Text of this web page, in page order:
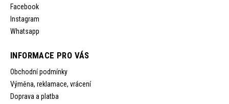
Facebook
Instagram
Whatsapp
INFORMACE PRO VÁS
Obchodní podmínky
Výměna, reklamace, vrácení
Doprava a platba